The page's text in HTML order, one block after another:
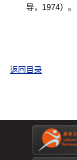
导， 1974）。
返回目录